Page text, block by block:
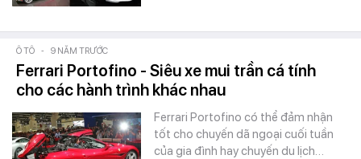
Ô TÔ - 9 NĂM TRƯỚC
Ferrari Portofino - Siêu xe mui trần cá tính
cho các hành trình khác nhau
Ferrari Portofino có thể đảm nhận
tốt cho chuyến dã ngoại cuối tuần
của gia đình hay chuyến du lịch…